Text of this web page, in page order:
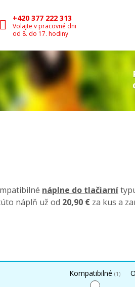
+420 377 222 313
Volajte v pracovné dni
od 8. do 17. hodiny
náplne do tlačiarní
náplň už od 20,90 € za kus a
Kompatibilné (1)